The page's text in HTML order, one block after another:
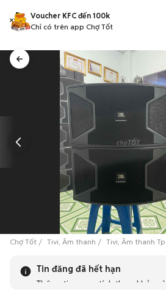
Voucher KFC đến 100k
Chỉ có trên app Chợ Tốt
Chợ Tốt Tivi, Âm thanh Tivi, Âm thanh
Tin đăng đã hết hạn
Thông tin mang tính tham khảo